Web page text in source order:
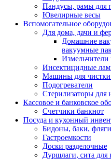
Пандусы, рамы для
Ювелирные весы
Вспомогательное
Для дома, дачи и
Домашние
вакуумные
Инсектицидные
Машины для чистки
Подогреватели
Стерилизаторы для
Кассовое и банковское
Счетчики банкнот
Посуда и кухонный
Бидоны, баки, фляги
Гастроемкости
Доски разделочные
Дуршлаги, сита для